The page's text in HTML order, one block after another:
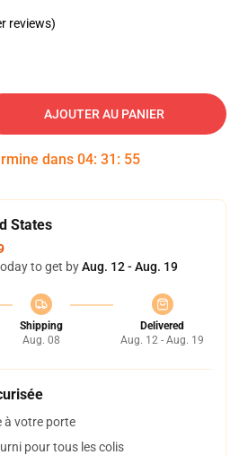
reviews)
AJOUTER AU PANIER
dans 04: 31 : 54
States
to get byAug. 12 - Aug. 19
Shipping
Aug. 08
Delivered
Aug. 12 - Aug. 19
à votre porte
pour tous les colis